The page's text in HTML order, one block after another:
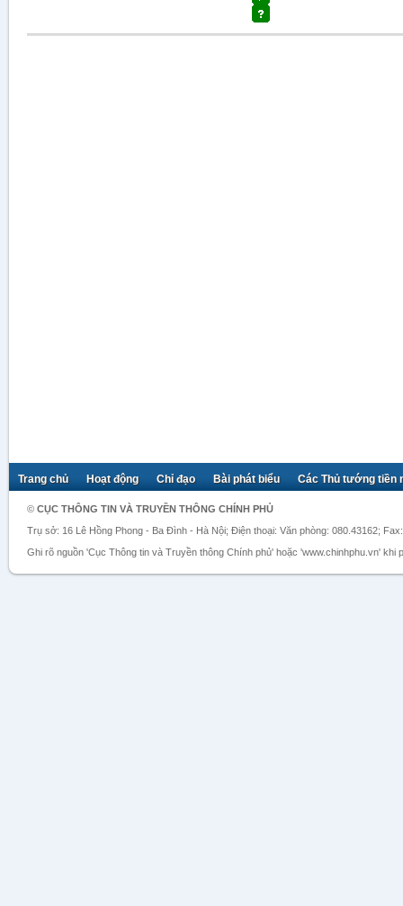
Trang chủ Hoạt động Chỉ đạo Bài phát biểu Các Thủ tướng tiền
© CỤC THÔNG TIN VÀ TRUYỀN THÔNG CHÍNH PHỦ
Trụ sở: 16 Lê Hồng Phong - Ba Đình - Hà Nội; Điện thoại: Văn phòng: 080.43162;
Ghi rõ nguồn 'Cục Thông tin và Truyền thông Chính phủ' hoặc 'www.chinhphu.vn' khi